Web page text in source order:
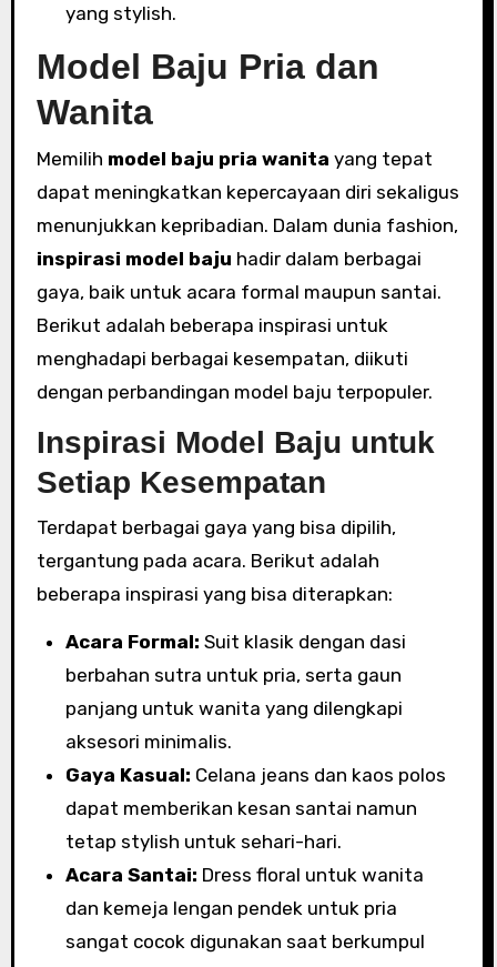
yang stylish.
Model Baju Pria dan
Wanita
Memilih model baju pria wanita yang tepat
dapat meningkatkan kepercayaan diri sekaligus
menunjukkan kepribadian. Dalam dunia fashion,
inspirasi model baju hadir dalam berbagai
gaya, baik untuk acara formal maupun santai.
Berikut adalah beberapa inspirasi untuk
menghadapi berbagai kesempatan, diikuti
dengan perbandingan model baju terpopuler.
Inspirasi Model Baju untuk
Setiap Kesempatan
Terdapat berbagai gaya yang bisa dipilih,
tergantung pada acara. Berikut adalah
beberapa inspirasi yang bisa diterapkan:
Acara Formal: Suit klasik dengan dasi
berbahan sutra untuk pria, serta gaun
panjang untuk wanita yang dilengkapi
aksesori minimalis.
Gaya Kasual: Celana jeans dan kaos polos
dapat memberikan kesan santai namun
tetap stylish untuk sehari-hari.
Acara Santai: Dress floral untuk wanita
dan kemeja lengan pendek untuk pria
sangat cocok digunakan saat berkumpul